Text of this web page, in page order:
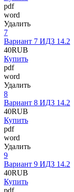
pdf
word
Удалить
7
Вариант 7 ИДЗ 14.2
40RUB
Купить
pdf
word
Удалить
8
Вариант 8 ИДЗ 14.2
40RUB
Купить
pdf
word
Удалить
9
Вариант 9 ИДЗ 14.2
40RUB
Купить
pdf